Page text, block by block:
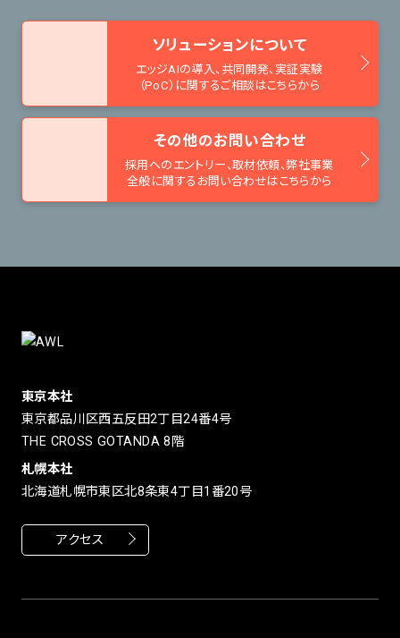
ソリューションについて
エッジAIの導入、共同開発、 実証実験
（PoC）に関するご相談はこちらから
その他のお問い合わせ
採用へのエントリー、取材依頼、弊社事業
全般に関するお問い合わせはこちらから
東京本社
東京都品川区西五反田2丁目24番4号
THE CROSS GOTANDA 8階
札幌本社
北海道札幌市東区北8条東4丁目1番20号
アクセス